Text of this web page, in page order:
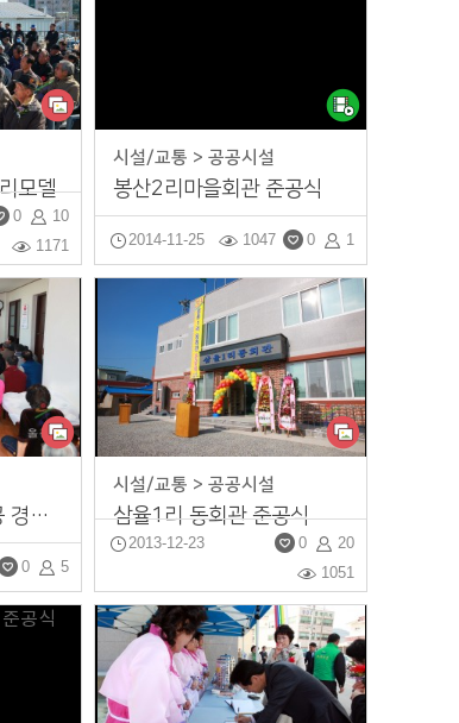
모델
10
0
1171
시설/교통 > 공공시설
봉산2리마을회관 준공식
2014-11-25 1
0
1047
기양2리 동회관 준공 경로잔치
5
0
시설/교통 > 공공시설
삼율1리 동회관 준공식
2013-12-23 20
0
1051